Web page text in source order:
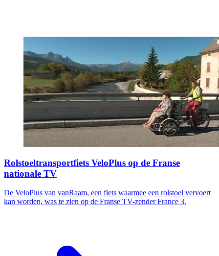
Rolstoeltransportfiets VeloPlus op de Franse
nationale TV
De VeloPlus van vanRaam, een fiets waarmee een rolstoel vervoert
kan worden, was te zien op de Franse TV-zender France 3.